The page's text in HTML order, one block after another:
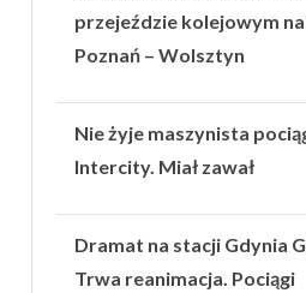
przejeździe kolejowym
Poznań – Wolsztyn
Nie żyje maszynista
Intercity. Miał zawał
Dramat na stacji Gdynia
Trwa reanimacja. Pociągi